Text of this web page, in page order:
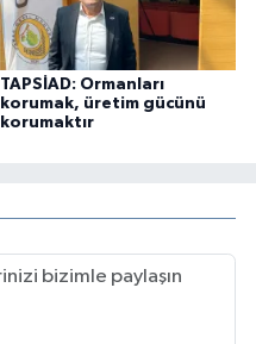
TAPSİAD: Ormanları
korumak, üretim gücünü
korumaktır